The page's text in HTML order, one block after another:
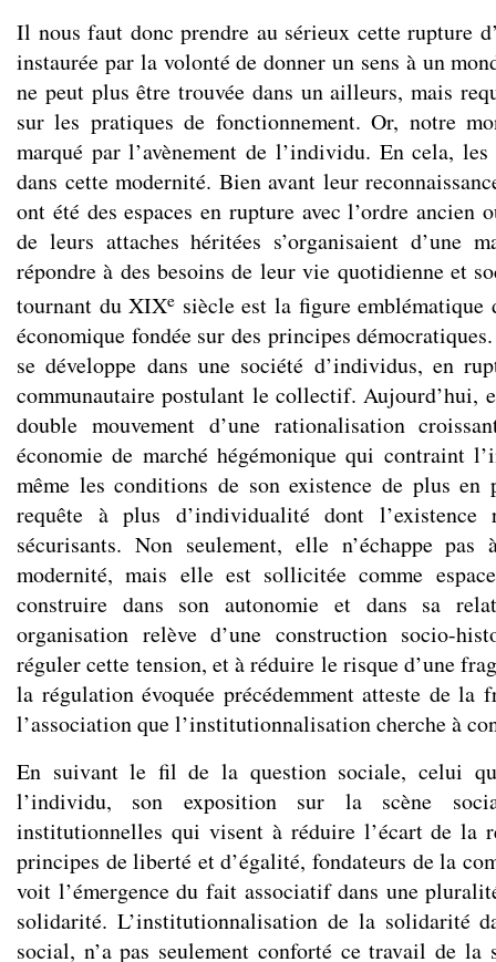
Il nous faut donc prendre au sérieux cette rupture
instaurée par la volonté de donner un sens à un
ne peut plus être trouvée dans un ailleurs, mais
sur les pratiques de fonctionnement. Or, notre
marqué par l’avènement de l’individu. En cela,
dans cette modernité. Bien avant leur
ont été des espaces en rupture avec l’ordre ancien
de leurs attaches héritées s’organisaient d’une
répondre à des besoins de leur vie quotidienne et
tournant du XIXe siècle est la figure emblématique
économique fondée sur des principes
se développe dans une société d’individus, en
communautaire postulant le collectif. Aujourd’hui,
double mouvement d’une rationalisation
économie de marché hégémonique qui contraint
même les conditions de son existence de plus en
requête à plus d’individualité dont l’existence
sécurisants. Non seulement, elle n’échappe
modernité, mais elle est sollicitée comme
construire dans son autonomie et dans sa
organisation relève d’une construction socio-
réguler cette tension, et à réduire le risque d’une
la régulation évoquée précédemment atteste de la
l’association que l’institutionnalisation cherche à
En suivant le fil de la question sociale, celui
l’individu, son exposition sur la scène
institutionnelles qui visent à réduire l’écart de la
principes de liberté et d’égalité, fondateurs de la
voit l’émergence du fait associatif dans une
solidarité. L’institutionnalisation de la solidarité
social, n’a pas seulement conforté ce travail de la